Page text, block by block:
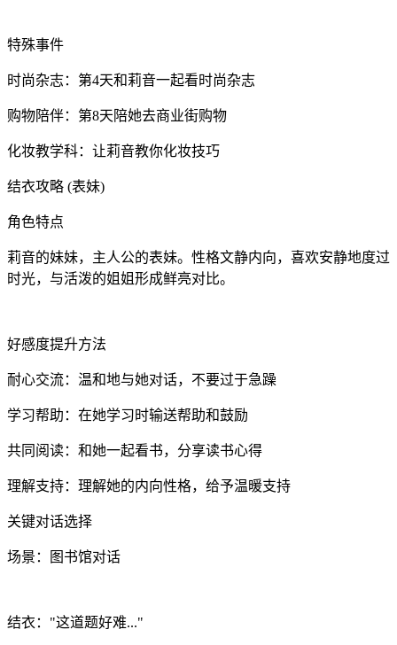
特殊事件
时尚杂志：第4天和莉音一起看时尚杂志
购物陪伴：第8天陪她去商业街购物
化妆教学科：让莉音教你化妆技巧
结衣攻略 (表妹)
角色特点
莉音的妹妹，主人公的表妹。性格文静内向，喜欢安静地度过
时光，与活泼的姐姐形成鲜亮对比。
好感度提升方法
耐心交流：温和地与她对话，不要过于急躁
学习帮助：在她学习时输送帮助和鼓励
共同阅读：和她一起看书，分享读书心得
理解支持：理解她的内向性格，给予温暖支持
关键对话选择
场景：图书馆对话
结衣："这道题好难..."